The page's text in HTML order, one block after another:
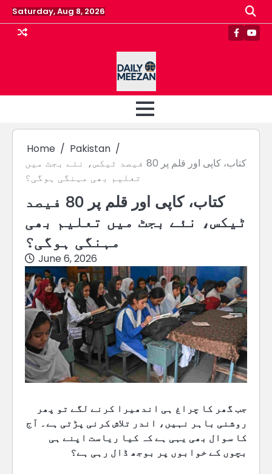
Skip
to
content
Saturday, Aug 8, 2026
Home
Pakistan
کتاب، کاپی اور قلم پر 80 فیصد ٹیکس، نئے بجٹ میں
تعلیم بھی مہنگی ہوگی؟
کتاب، کاپی اور قلم پر 80 فیصد
ٹیکس، نئے بجٹ میں تعلیم بھی
مہنگی ہوگی؟
June 6, 2026
جب گھر کا چراغ ہی اندھیرا کرنے لگے تو پھر
روشنی باہر نہیں، اندر تلاش کرنی پڑتی ہے۔ آج
کا سوال بھی یہی ہے کہ کیا ریاست اپنے ہی
بچوں کے خوابوں پر بوجھ ڈال رہی ہے؟